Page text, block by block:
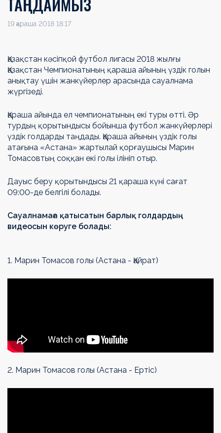
19 қараша 2018 18:17
Қазақстан кәсіпқой футбол лигасы 2018 жылғы
Қазақстан Чемпионатының қараша айының үздік голын
анықтау үшін жанкүйерлер арасында сауалнама
жүргізеді.
Қараша айында ел чемпионатының екі туры өтті. Әр
турдың қорытындысы бойынша футбол жанкүйерлері
үздік голдарды таңдады. Қараша айының үздік голы
атағына «Астана» жартылай қорғаушысы Марин
Томасовтың соққан екі голы ілініп отыр.
Дауыс беру қорытындысы 21 қараша күні сағат
09:00-де белгілі болады.
Сауалнамаға қатысатын барлық голдардың
видеосын көруге болады:
1. Марин Томасов голы (Астана - Қайрат)
2. Марин Томасов голы (Астана - Ертіс)